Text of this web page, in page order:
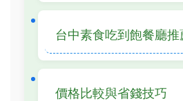
台中素食吃到飽餐廳推
價格比較與省錢技巧